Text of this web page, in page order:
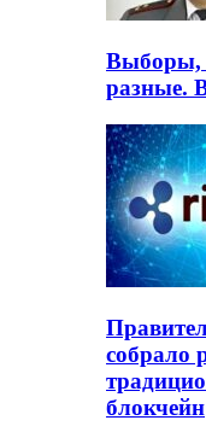
Выборы,
разные.
собрало
блокчейн